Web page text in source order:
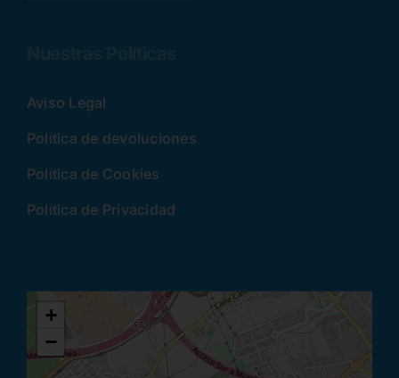
Aviso Legal
Política de devoluciones
Política de Cookies
Política de Privacidad
+
−